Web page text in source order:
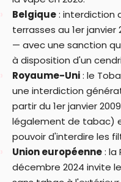
Belgique: interdiction
terrasses au 1er janvier
— avec une sanction
à disposition d'un
Royaume-Uni: le
une interdiction
partir du 1er janvier
légalement de tabac)
pouvoir d'interdire les
Union européenne: la
décembre 2024 invite